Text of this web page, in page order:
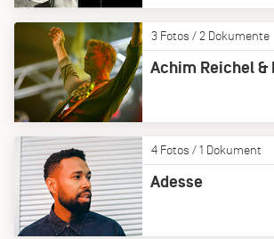
3 Fotos / 2 Dokumente
Achim Reichel &
4 Fotos / 1 Dokument
Adesse